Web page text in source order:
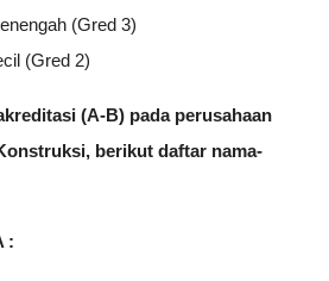
(Gred 3)
(Gred 2)
(A-B) pada perusahaan
berikut daftar nama-
: